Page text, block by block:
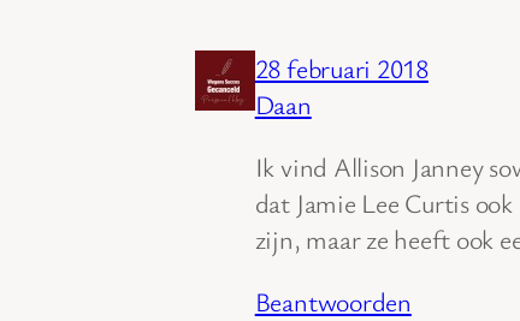
28 februari 2018
Daan
Ik vind Allison Janney
dat Jamie Lee Curtis
zijn, maar ze heeft ook
Beantwoorden